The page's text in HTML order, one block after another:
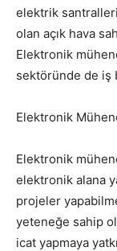
elektrik
olan açık hava
Elektronik
sektöründe de iş
Elektronik
Elektronik
elektronik alana
projeler
yeteneğe sahip
icat yapmaya